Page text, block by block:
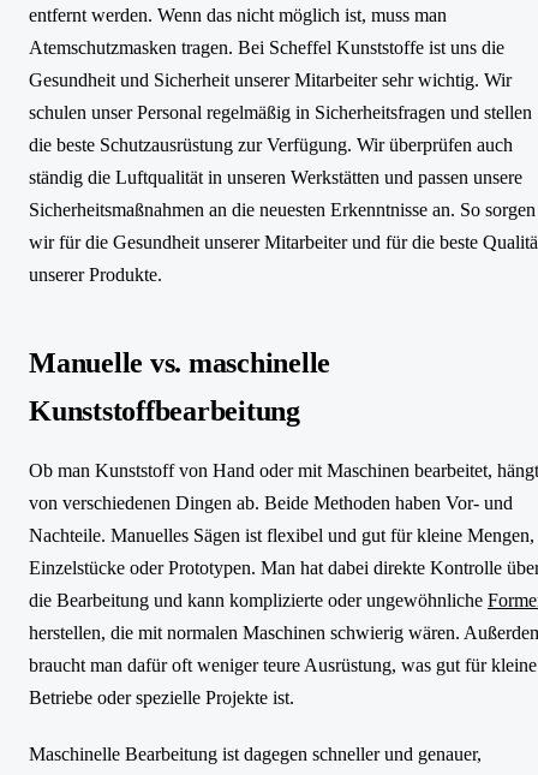
entfernt werden. Wenn das nicht möglich ist, muss man
Atemschutzmasken tragen. Bei Scheffel Kunststoffe ist uns die
Gesundheit und Sicherheit unserer Mitarbeiter sehr wichtig. Wir
schulen unser Personal regelmäßig in Sicherheitsfragen und stellen
die beste Schutzausrüstung zur Verfügung. Wir überprüfen auch
ständig die Luftqualität in unseren Werkstätten und passen unsere
Sicherheitsmaßnahmen an die neuesten Erkenntnisse an. So sorgen
wir für die Gesundheit unserer Mitarbeiter und für die beste
unserer Produkte.
Manuelle vs. maschinelle
Kunststoffbearbeitung
Ob man Kunststoff von Hand oder mit Maschinen bearbeitet, hängt
von verschiedenen Dingen ab. Beide Methoden haben Vor- und
Nachteile. Manuelles Sägen ist flexibel und gut für kleine Mengen,
Einzelstücke oder Prototypen. Man hat dabei direkte Kontrolle
die Bearbeitung und kann komplizierte oder ungewöhnliche
herstellen, die mit normalen Maschinen schwierig wären.
braucht man dafür oft weniger teure Ausrüstung, was gut für kleine
Betriebe oder spezielle Projekte ist.
Maschinelle Bearbeitung ist dagegen schneller und genauer,